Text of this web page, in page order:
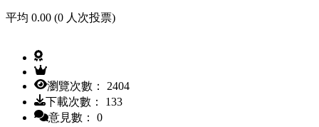
平均 0.00 (0 人次投票)
瀏覽次數： 2404
下載次數： 133
意見數： 0